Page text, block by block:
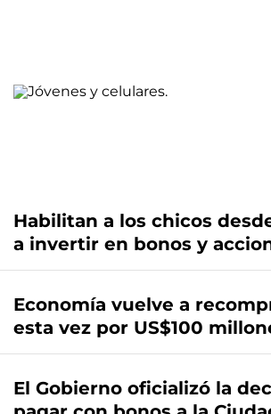
Habilitan a los chicos
a invertir en bonos y
Economía vuelve a
esta vez por US$100
El Gobierno oficializó la